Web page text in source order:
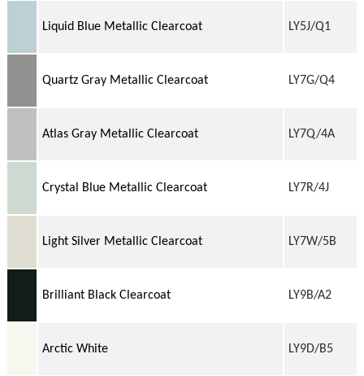
Liquid Blue Metallic Clearcoat LY5J/Q1
Quartz Gray Metallic Clearcoat LY7G/Q4
Atlas Gray Metallic Clearcoat LY7Q/4A
Crystal Blue Metallic Clearcoat LY7R/4J
Light Silver Metallic Clearcoat LY7W/5B
Brilliant Black Clearcoat LY9B/A2
Arctic White LY9D/B5